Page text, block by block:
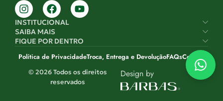
INSTITUCIONAL
SAIBA MAIS
FIQUE POR DENTRO
© 2026 Todos os direitos
reservados
Design by
Política de PrivacidadeTroca, Entrega e DevoluçãoFAQsContato